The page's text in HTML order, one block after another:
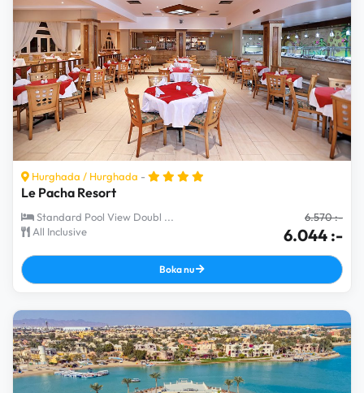
Hurghada / Hurghada -
Le Pacha Resort
Standard Pool View Doubl ...
All Inclusive
6.570 :-
6.044 :-
Boka nu